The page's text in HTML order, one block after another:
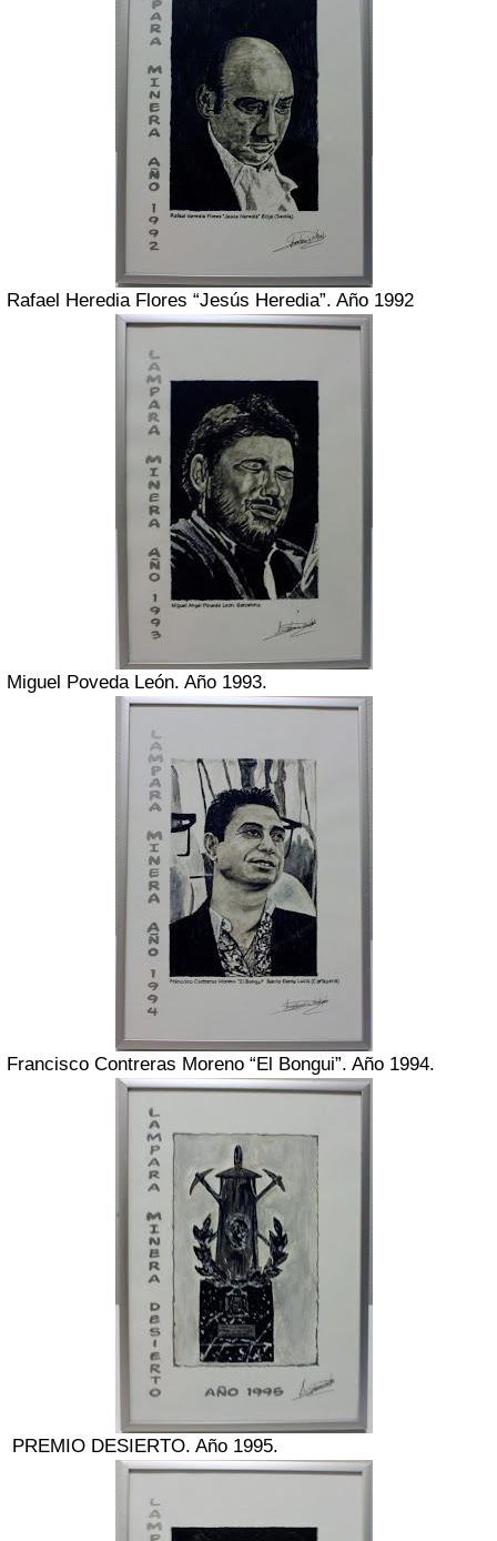
Rafael Heredia Flores “Jesús Heredia”. Año 1992
Miguel Poveda León. Año 1993.
Francisco Contreras Moreno “El Bongui”. Año 1994.
PREMIO DESIERTO. Año 1995.